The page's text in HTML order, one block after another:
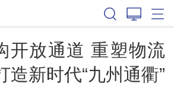
开放通道 重塑物流
造新时代“九州通衢”